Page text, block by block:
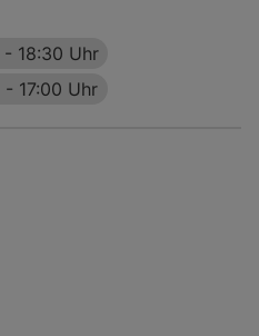
- 18:30 Uhr
- 17:00 Uhr